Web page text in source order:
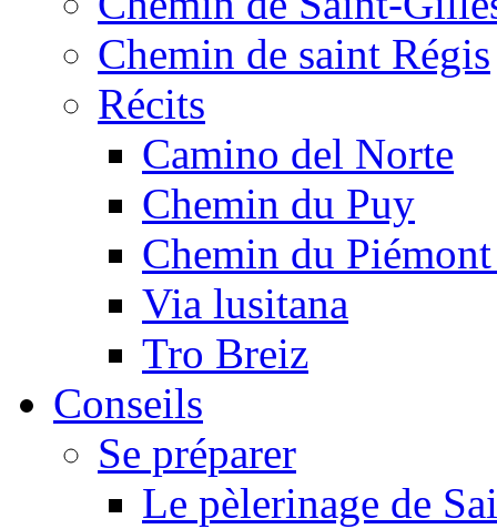
Chemin de saint Régis
Récits
Camino del Norte
Chemin du Puy
Chemin du
Via lusitana
Tro Breiz
Conseils
Se préparer
Le pèlerinage de